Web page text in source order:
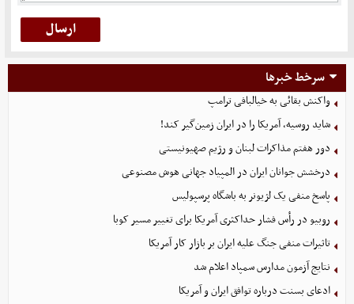
سرخط خبرها
واکنش بقائی به خیالبافی ترامپ
شاید روسیه، آمریکا را در ایران زمین‌گیر کند!
دور هفتم مذاکرات لبنان و رژیم صهیونیستی
درخشش جوانان ایران در المپیاد جهانی هوش مصنوعی
پاسخ منفی یک لژیونر به باشگاه پرسپولیس
روبیو در رأس فشار حداکثری آمریکا برای تغییر مسیر کوبا
تاثیرات منفی جنگ علیه ایران بر بازار کار آمریکا
نتایج آزمون مدارس سمپاد اعلام شد
ادعای بسنت درباره توافق ایران و آمریکا